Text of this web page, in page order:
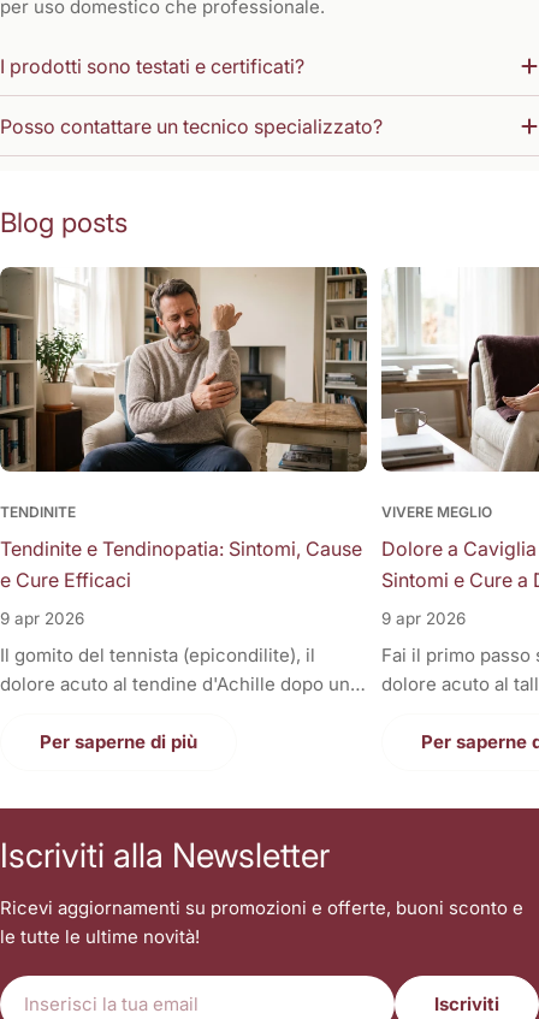
per uso domestico che professionale.
I prodotti sono testati e certificati?
Posso contattare un tecnico specializzato?
Blog posts
TENDINITE
Tendinite e Tendinopatia: Sintomi, Cause
e Cure Efficaci
9 apr 2026
Il gomito del tennista (epicondilite), il
dolore acuto al tendine d'Achille dopo una
braccio, o il fastidioso dolore al ginocchio
patologie a carico dei tendini, i veri e
un tendine fa male, la prima reazione di
tutti è quella di autodiagnosticarsi una
"tendinite", applicare del ghiaccio,
prendere un antinfiammatorio e aspettare
Per saperne di più
VIVERE MEGLIO
Dolore a
Sintomi e Cure a
9 apr 2026
Fai il primo
dolore acuto al
sono gonfie,
contatto con il
singolo passo.
sottovalutare i
Per saperne
Iscriviti alla Newsletter
Ricevi aggiornamenti su promozioni e offerte, buoni sconto e
le tutte le ultime novità!
E-
Iscriviti